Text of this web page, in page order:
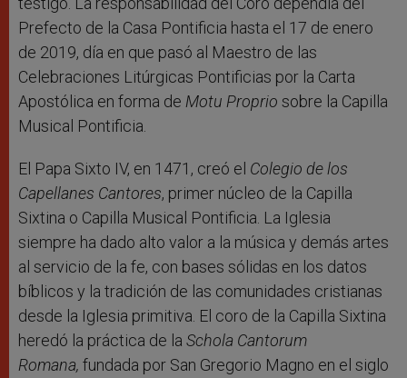
Prefecto de la Casa Pontificia hasta el 17 de enero
de 2019, día en que pasó al Maestro de las
Celebraciones Litúrgicas Pontificias por la Carta
Apostólica en forma de Motu Proprio sobre la Capilla
Musical Pontificia.
El Papa Sixto IV, en 1471, creó el Colegio de los
Capellanes Cantores, primer núcleo de la Capilla
Sixtina o Capilla Musical Pontificia. La Iglesia
siempre ha dado alto valor a la música y demás artes
al servicio de la fe, con bases sólidas en los datos
bíblicos y la tradición de las comunidades cristianas
desde la Iglesia primitiva. El coro de la Capilla Sixtina
heredó la práctica de la Schola Cantorum
Romana, fundada por San Gregorio Magno en el siglo